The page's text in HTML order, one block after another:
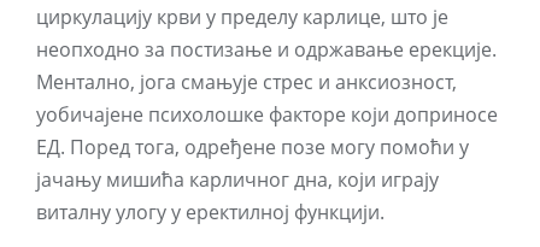
циркулацију крви у пределу карлице, што је
неопходно за постизање и одржавање ерекције.
Ментално, јога смањује стрес и анксиозност,
уобичајене психолошке факторе који доприносе
ЕД. Поред тога, одређене позе могу помоћи у
јачању мишића карличног дна, који играју
виталну улогу у еректилној функцији.